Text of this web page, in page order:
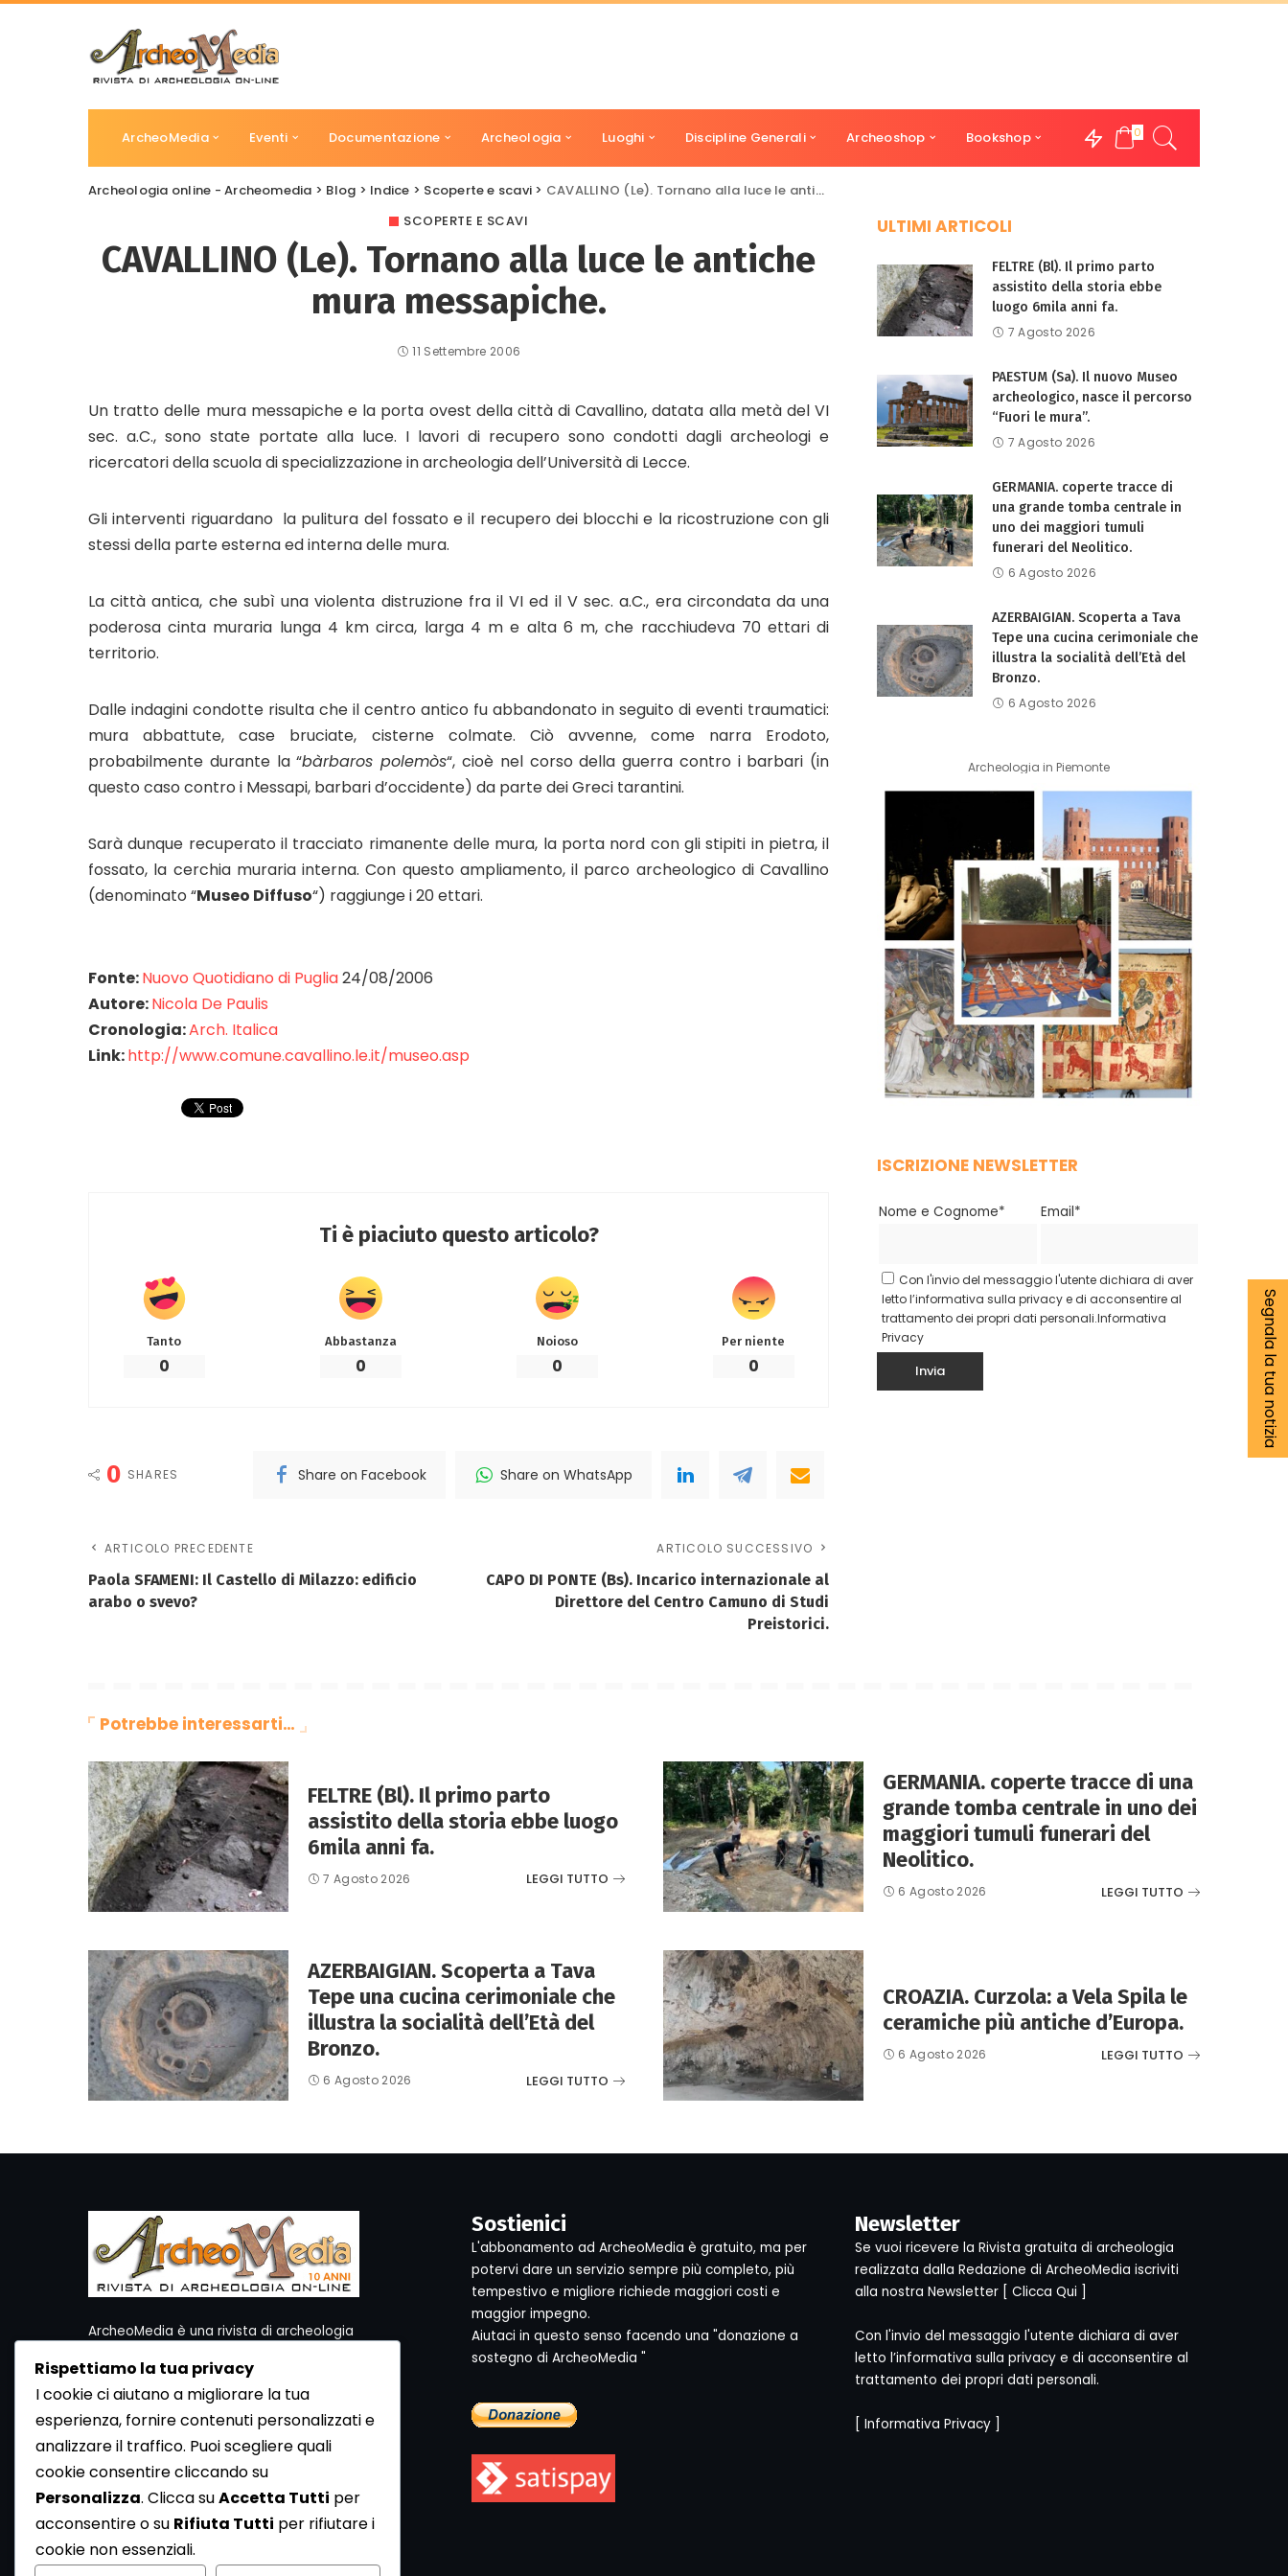
ArcheoMedia Eventi Documentazione Archeologia Luoghi Discipline Generali Archeoshop Bookshop 0
Archeologia online - Archeomedia > Blog > Indice > Scoperte e scavi > CAVALLINO (Le). Tornano alla luce le antiche mura messapiche.
SCOPERTE E SCAVI
CAVALLINO (Le). Tornano alla luce le antiche
mura messapiche.
11 Settembre 2006
Un tratto delle mura messapiche e la porta ovest della città di Cavallino, datata alla metà del VI
sec. a.C., sono state portate alla luce. I lavori di recupero sono condotti dagli archeologi e
ricercatori della scuola di specializzazione in archeologia dell’Università di Lecce.
Gli interventi riguardano la pulitura del fossato e il recupero dei blocchi e la ricostruzione con gli
stessi della parte esterna ed interna delle mura.
La città antica, che subì una violenta distruzione fra il VI ed il V sec. a.C., era circondata da una
poderosa cinta muraria lunga 4 km circa, larga 4 m e alta 6 m, che racchiudeva 70 ettari di
territorio.
Dalle indagini condotte risulta che il centro antico fu abbandonato in seguito di eventi traumatici:
mura abbattute, case bruciate, cisterne colmate. Ciò avvenne, come narra Erodoto,
probabilmente durante la “bàrbaros polemòs“, cioè nel corso della guerra contro i barbari (in
questo caso contro i Messapi, barbari d’occidente) da parte dei Greci tarantini.
Sarà dunque recuperato il tracciato rimanente delle mura, la porta nord con gli stipiti in pietra, il
fossato, la cerchia muraria interna. Con questo ampliamento, il parco archeologico di Cavallino
(denominato “Museo Diffuso“) raggiunge i 20 ettari.
Fonte:Nuovo Quotidiano di Puglia24/08/2006
Autore:Nicola De Paulis
Cronologia:Arch. Italica
Link:http://www.comune.cavallino.le.it/museo.asp
Ti è piaciuto questo articolo?
Tanto
0
Abbastanza
0
Noioso
0
Per niente
0
0 SHARES Share on Facebook Share on WhatsApp
ARTICOLO PRECEDENTE
Paola SFAMENI: Il Castello di Milazzo: edificio
arabo o svevo?
ARTICOLO SUCCESSIVO
CAPO DI PONTE (Bs). Incarico internazionale al
Direttore del Centro Camuno di Studi
Preistorici.
ULTIMI ARTICOLI
FELTRE (Bl). Il primo parto
assistito della storia ebbe
luogo 6mila anni fa.
7 Agosto 2026
PAESTUM (Sa). Il nuovo Museo
archeologico, nasce il percorso
“Fuori le mura”.
7 Agosto 2026
GERMANIA. coperte tracce di
una grande tomba centrale in
uno dei maggiori tumuli
funerari del Neolitico.
6 Agosto 2026
AZERBAIGIAN. Scoperta a Tava
Tepe una cucina cerimoniale che
illustra la socialità dell’Età del
Bronzo.
6 Agosto 2026
Archeologia in Piemonte
ISCRIZIONE NEWSLETTER
Nome e Cognome* Email*
Con l'invio del messaggio l'utente dichiara di aver
letto l’informativa sulla privacy e di acconsentire al
trattamento dei propri dati personali.Informativa
Privacy
Potrebbe interessarti…
FELTRE (Bl). Il primo parto
assistito della storia ebbe luogo
6mila anni fa.
7 Agosto 2026 LEGGI TUTTO
GERMANIA. coperte tracce di una
grande tomba centrale in uno dei
maggiori tumuli funerari del
Neolitico.
6 Agosto 2026 LEGGI TUTTO
AZERBAIGIAN. Scoperta a Tava
Tepe una cucina cerimoniale che
illustra la socialità dell’Età del
Bronzo.
6 Agosto 2026 LEGGI TUTTO
CROAZIA. Curzola: a Vela Spila le
ceramiche più antiche d’Europa.
6 Agosto 2026 LEGGI TUTTO
Segnala la tua notizia
ArcheoMedia è una rivista di archeologia
Per contattare la Redazione potete utilizzare i
seguenti recapiti:
Redazione ArcheoMedia c/o Mediares S.c.
Via Gioberti 80/D - 10128 Torino
Tel 011.5806363 - Fax 011.5808561
http://www.mediares.to.it
http://www.didatticatorino.it
Sostienici
L'abbonamento ad ArcheoMedia è gratuito, ma per
potervi dare un servizio sempre più completo, più
tempestivo e migliore richiede maggiori costi e
maggior impegno.
Aiutaci in questo senso facendo una "donazione a
sostegno di ArcheoMedia "
Newsletter
Se vuoi ricevere la Rivista gratuita di archeologia
realizzata dalla Redazione di ArcheoMedia iscriviti
alla nostra Newsletter [ Clicca Qui ]
Con l'invio del messaggio l'utente dichiara di aver
letto l’informativa sulla privacy e di acconsentire al
trattamento dei propri dati personali.
[ Informativa Privacy]
Rispettiamo la tua privacy
I cookie ci aiutano a migliorare la tua
esperienza, fornire contenuti personalizzati e
analizzare il traffico. Puoi scegliere quali
cookie consentire cliccando su
Personalizza. Clicca suAccetta Tutti per
acconsentire o su Rifiuta Tutti per rifiutare i
cookie non essenziali.